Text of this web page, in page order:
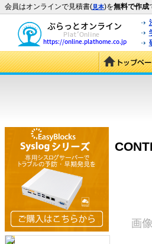
会員はオンラインで見積書(見本)を無料で作成